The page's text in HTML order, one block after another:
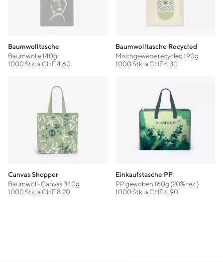
Baumwolltasche
Baumwolle 140g
1000 Stk. à CHF 4.60
Baumwolltasche Recycled
Mischgewebe recycled 190g
1000 Stk. à CHF 4.30
Canvas Shopper
Baumwoll-Canvas 340g
1000 Stk. à CHF 8.20
Einkaufstasche PP
PP gewoben 160g (20% rez.)
1000 Stk. à CHF 4.90